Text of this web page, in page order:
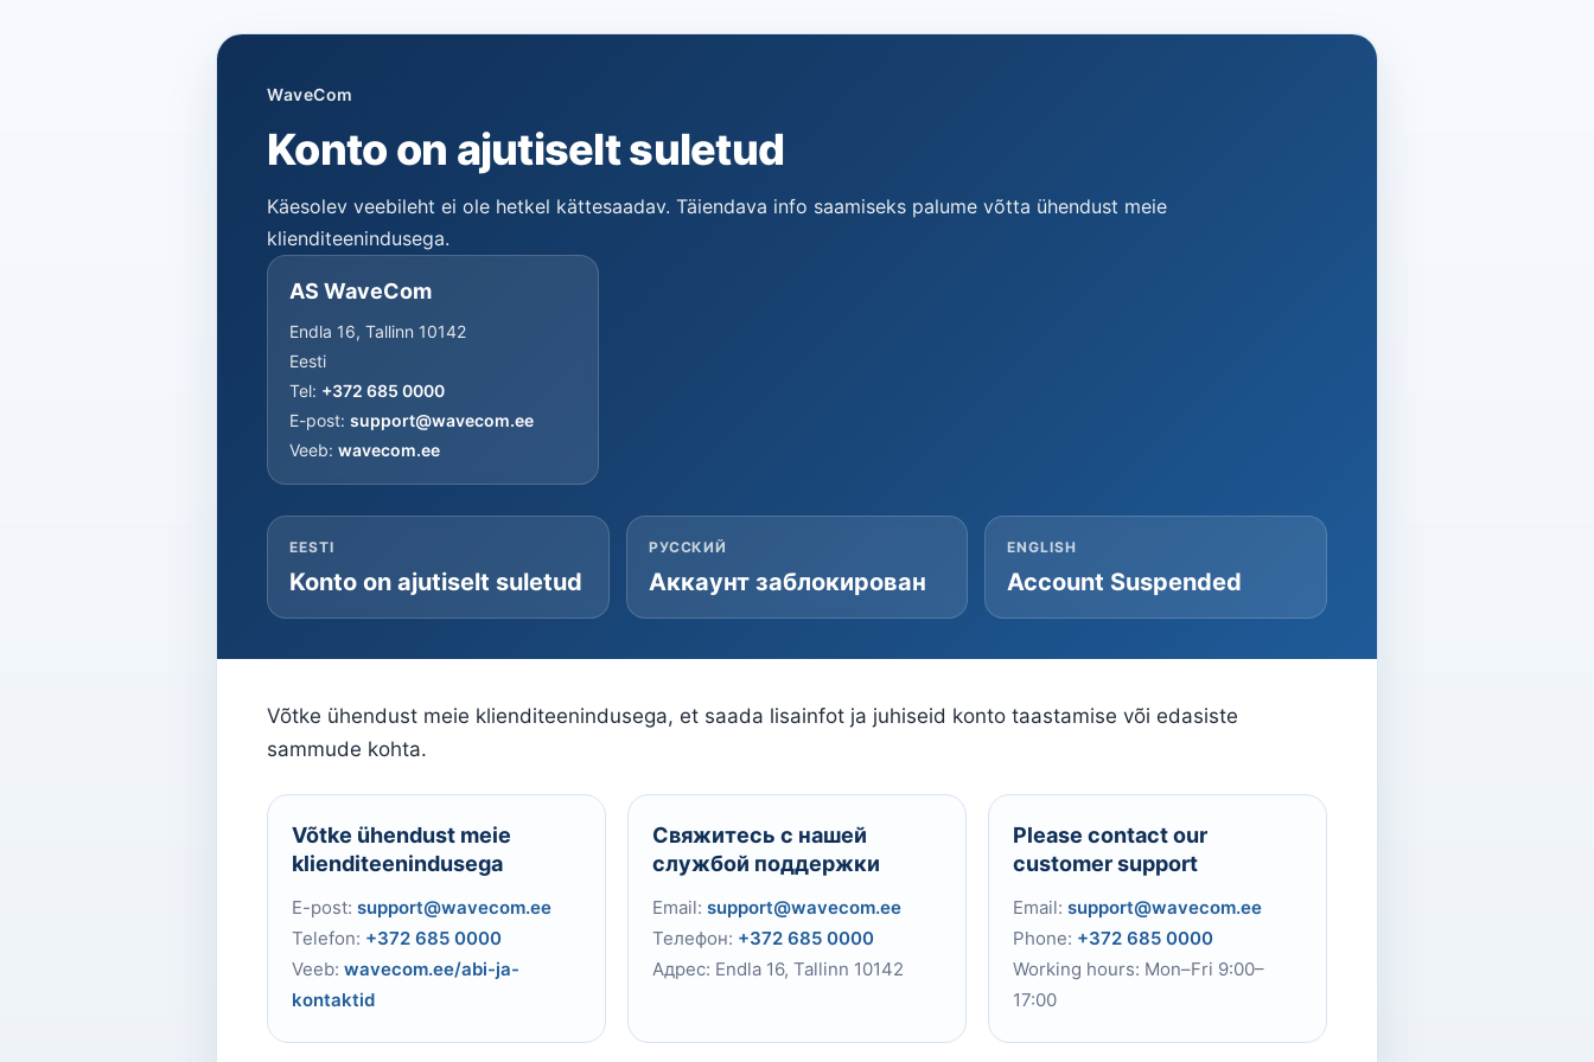
WaveCom
Konto on ajutiselt suletud
Käesolev veebileht ei ole hetkel kättesaadav. Täiendava info saamiseks palume võtta ühendust meie
klienditeenindusega.
AS WaveCom
Endla 16, Tallinn 10142
Eesti
Tel: +372 685 0000
E-post: support@wavecom.ee
Veeb: wavecom.ee
EESTI
Konto on ajutiselt suletud
РУССКИЙ
Аккаунт заблокирован
ENGLISH
Account Suspended
Võtke ühendust meie klienditeenindusega, et saada lisainfot ja juhiseid konto taastamise või edasiste
sammude kohta.
Võtke ühendust meie
klienditeenindusega
E-post: support@wavecom.ee
Telefon: +372 685 0000
Veeb: wavecom.ee/abi-ja-
kontaktid
Свяжитесь с нашей
службой поддержки
Email: support@wavecom.ee
Телефон: +372 685 0000
Адрес: Endla 16, Tallinn 10142
Please contact our
customer support
Email: support@wavecom.ee
Phone: +372 685 0000
Working hours: Mon–Fri 9:00–
17:00